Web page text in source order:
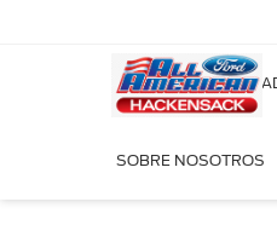
NUEVOS
SOBRE NOSOTROS